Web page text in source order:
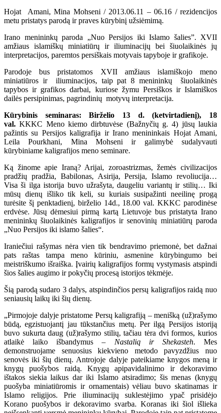
Hojat Amani, Mina Mohseni / 2013.06.11 – 06.16 / rezidencijos
metu pristatys parodą ir praves kūrybinį užsiėmimą.
Irano menininkų paroda „Nuo Persijos iki Islamo šalies”. XVII
amžiaus islamiškų miniatiūrų ir iliuminacijų bei šiuolaikinės jų
interpretacijos, paremtos persiškais motyvais tapyboje ir grafikoje.
Parodoje bus pristatomos XVII amžiaus islamiškojo meno
miniatiūros ir iliuminacijos, taip pat 8 menininkų šiuolaikinės
tapybos ir grafikos darbai, kuriose žymu Persiškos ir Islamiškos
dailės persipinimas, pagrindinių motyvų interpretacija.
Kūrybinis seminaras:
Birželio 13 d. (ketvirtadienį), 18
val.KKKC Meno kiemo dirbtuvėse (Bažnyčių g. 4) jūsų laukia
pažintis su Persijos kaligrafija ir Irano menininkais Hojat Amani,
Leila Pourkhani, Mina Mohseni ir galimybė sudalyvauti
kūrybiniame kaligrafijos meno seminare.
Ką žinome apie Iraną? Arijai, zoroastrizmas, žemės civilizacijos
pradžių pradžia, Babilonas, Asirija, Persija, Islamo revoliucija…
Visa ši ilga istorija buvo užrašyta, daugeliu variantų ir stilių… Iki
mūsų dienų išliko tik keli, su kuriais susipažinti neeilinę progą
turėsite šį penktadienį, birželio 14d., 18.00 val. KKKC parodinėse
erdvėse. Jūsų dėmesiui pirmą kartą Lietuvoje bus pristatyta Irano
menininkų šiuolaikinės kaligrafijos ir senovinių miniatiūrų paroda
„Nuo Persijos iki islamo šalies“.
Iraniečiui rašymas nėra vien tik bendravimo priemonė, bet dažnai
pats raštas tampa meno kūriniu, asmenine kūrybingumo bei
meistriškumo išraiška. Įvairių kaligrafijos formų vystymasis atspindi
šios šalies augimo ir pokyčių procesą istorijos tėkmėje.
Šią parodą sudaro 3 dalys, atspindinčios persų kaligrafijos raidą nuo
seniausių laikų iki šių dienų.
„Pirmojoje dalyje pristatome Persų kaligrafiją – menišką (už)rašymo
būdą, egzistuojantį jau tūkstančius metų. Per ilgą Persijos istoriją
buvo sukurta daug (už)rašymo stilių, tačiau tėra dvi formos, kurios
atlaikė laiko išbandymus – Nastaliq ir Shekasteh. Mes
demonstruojame senuosius kiekvieno metodo pavyzdžius nuo
senovės iki šių dienų. Antrojoje dalyje pateikiame knygos meną ir
knygų puošybos raidą. Knygų apipavidalinimo ir dekoravimo
ištakos siekia laikus dar iki Islamo atsiradimo; šis menas (knygų
puošyba miniatiūromis ir ornamentais) vėliau buvo skatinamas ir
Islamo religijos. Prie iliuminacijų suklestėjimo ypač prisidėjo
Korano puošybos ir dekoravimo svarba. Koranas iki šiol išlieka